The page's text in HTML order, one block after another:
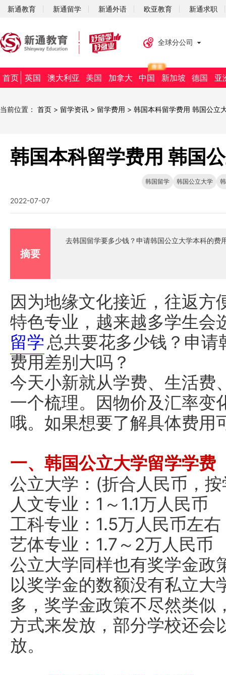
新通教育 新通留学 新通外语 欧亚教育 新通求职
全球分公司
首页 英国 澳大利亚 美国 加拿大 中国 新加坡 德国 亚
当前位置： 首页 > 留学资讯 > 留学费用 > 韩国本科留学费用 韩国公立
韩国本科留学费用 韩国
韩国留学 韩国公立大学
2022-07-07
摘要
去韩国留学要多少钱？申请韩国公立大学本科的费
因为地缘文化接近，往返方
特色专业，越来越多学生会
留学总共要花多少钱？申
费用差别大吗？
今天小新就从学费、生活费
一个梳理。因物价及汇率变
哦。如果想要了解具体费用
一、韩国公立大学留学学费
公立大学：(折合人民币，
人文专业：1～1.1万人民币
工科专业：1.5万人民币左右
艺体专业：1.7～2万人民币
公立大学同样也有奖学金政
以奖学金的数额没有私立大
多，奖学金政策不尽然类似
方式来发放，部分学校还会
放。